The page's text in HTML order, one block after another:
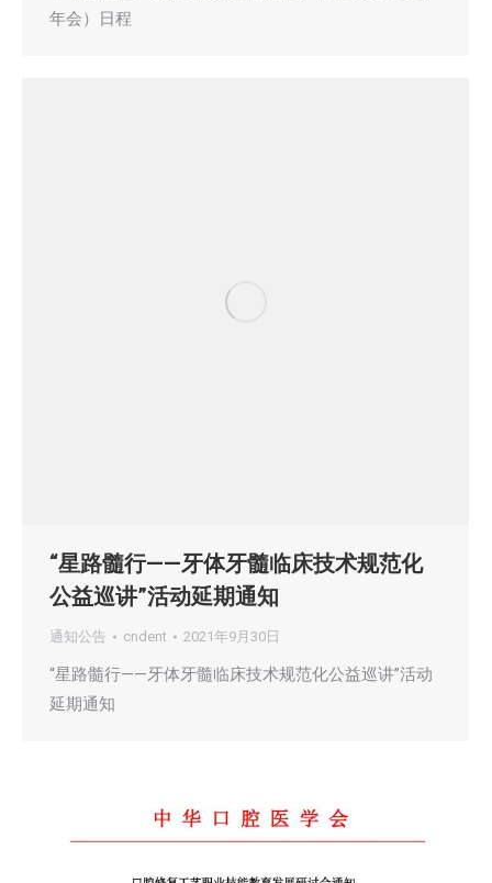
年会）日程
“星路髓行——牙体牙髓临床技术规范化
公益巡讲”活动延期通知
通知公告 cndent 2021年9月30日
“星路髓行——牙体牙髓临床技术规范化公益巡讲”活动
延期通知